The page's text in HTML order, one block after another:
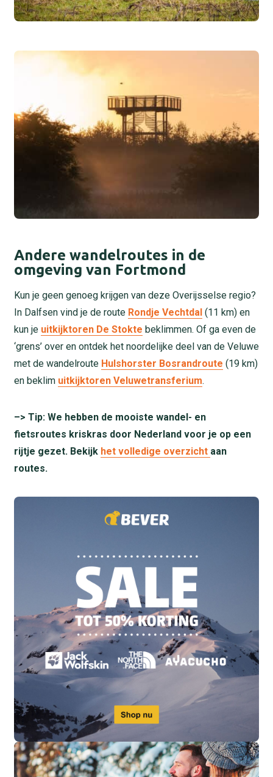
Andere wandelroutes in de
omgeving van Fortmond
Kun je geen genoeg krijgen van deze Overijsselse regio?
In Dalfsen vind je de route Rondje Vechtdal (11 km) en
kun je uitkijktoren De Stokte beklimmen. Of ga even de
‘grens’ over en ontdek het noordelijke deel van de Veluwe
met de wandelroute Hulshorster Bosrandroute (19 km)
en beklim uitkijktoren Veluwetransferium.
–> Tip: We hebben de mooiste wandel- en
fietsroutes kriskras door Nederland voor je op een
rijtje gezet. Bekijk het volledige overzicht aan
routes.